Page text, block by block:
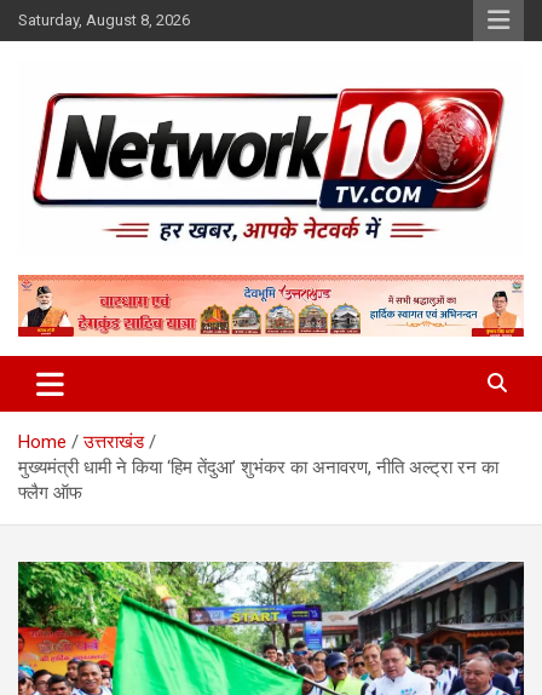
Skip
to
Saturday, August 8, 2026
Network10tv
Home
उत्तराखंड
मुख्यमंत्री धामी ने किया ‘हिम तेंदुआ’ शुभंकर का अनावरण, नीति अल्ट्रा रन का
फ्लैग ऑफ